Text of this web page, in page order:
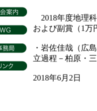
2018年度地理
および副賞（1万
・岩佐佳哉（広
立過程－柏原・
2018年6月2日